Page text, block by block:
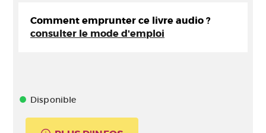
Comment emprunter ce livre audio ?
consulter le mode d'emploi
Disponible